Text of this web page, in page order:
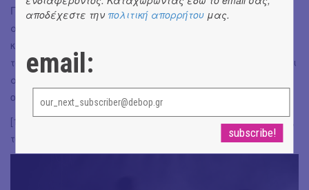
Γενικά οι προσδοκίες μας ανέμεναν μεγαλύτερη
αποφασιστικότητα, πρωτοβουλία, εκσυγχρονισμό στο
κείμενο, με έναν λόγο τόλμη. Λογίζεται όμως στα θετικά
το άνοιγμα σε γυναίκες δημιουργούς, νέους ηθοποιούς και
αντιστοίχως στο ρεπερτόριο, καλοί και αισιόδοξοι
οιωνοί για τα μελλούμενα στο Εθνικό μας Θέατρο.
[1] Κανελλόπουλος Π.Ιστορία του Ευρωπαϊκού Πνεύματος
τόμος ΙV, Εκδόσεις Γιαλλέλης, Αθήνα 1976.
αποδέχεστε την πολιτική απορρήτου μας.
email: